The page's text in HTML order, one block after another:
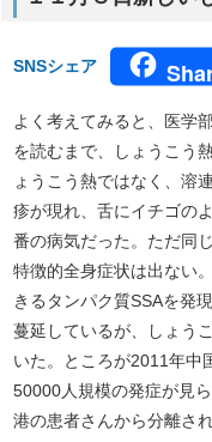
SNSシェア
よく考えてみると、医学
を読むまで、しょうこう
ょうこう熱ではなく、溶
疹が現れ、舌にイチゴの
番の病気だった。ただ同
特徴的全身症状は出ない
きるタンパク質SSAを発
蔓延しているが、しょう
いた。ところが2011年中
50000人規模の発症が見
港の患者さんから分離さ